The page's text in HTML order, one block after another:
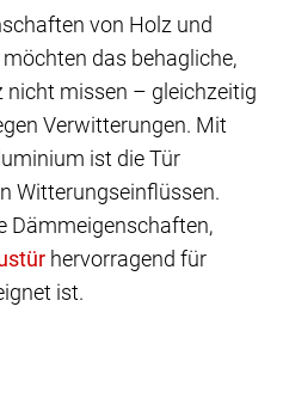
von Holz und
das behagliche,
nicht missen – gleichzeitig
Verwitterungen. Mit
ist die Tür
Witterungseinflüssen.
Dämmeigenschaften,
hervorragend für
ist.